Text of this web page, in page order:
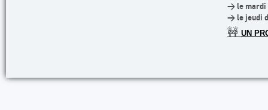
> le mardi
> le jeudi
🚧 UN